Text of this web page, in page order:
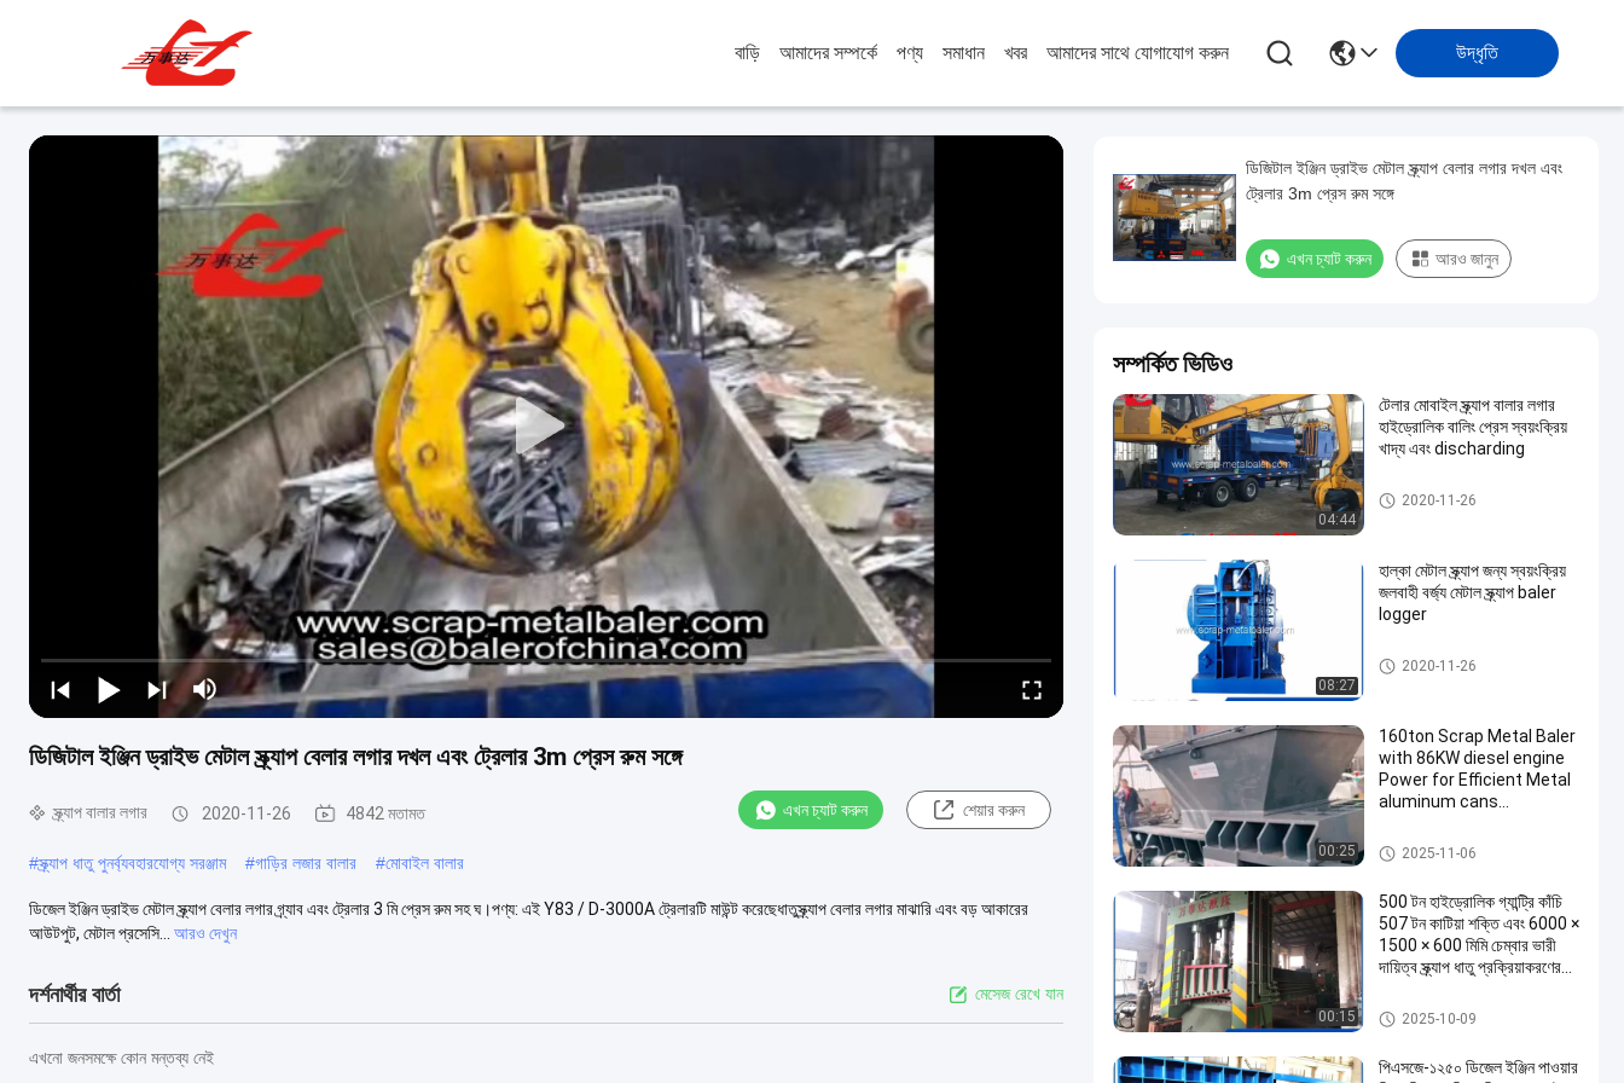
বাড়ি আমাদের সম্পর্কে পণ্য সমাধান খবর আমাদের সাথে যোগাযোগ করুন উদ্ধৃতি
ডিজিটাল ইঞ্জিন ড্রাইভ মেটাল স্ক্র্যাপ বেলার লগার দখল এবং ট্রেলার 3m প্রেস রুম সঙ্গে
স্ক্র্যাপ বালার লগার 2020-11-26 4842 মতামত এখন চ্যাট করুন শেয়ার করুন
#স্ক্র্যাপ ধাতু পুনর্ব্যবহারযোগ্য সরঞ্জাম #গাড়ির লজার বালার #মোবাইল বালার
ডিজেল ইঞ্জিন ড্রাইভ মেটাল স্ক্র্যাপ বেলার লগার গ্র্যাব এবং ট্রেলার 3 মি প্রেস রুম সহ ঘ।পণ্য: এই Y83 / D-3000A ট্রেলারটি মাউন্ট করেছেধাতুস্ক্র্যাপ বেলার লগার মাঝারি এবং বড় আকারের
আউটপুট, মেটাল প্রসেসি...
আরও দেখুন
দর্শনার্থীর বার্তা মেসেজ রেখে যান
এখনো জনসমক্ষে কোন মন্তব্য নেই
ডিজিটাল ইঞ্জিন ড্রাইভ মেটাল স্ক্র্যাপ বেলার লগার দখল এবং
ট্রেলার 3m প্রেস রুম সঙ্গে
এখন চ্যাট করুন আরও জানুন
সম্পর্কিত ভিডিও
04:44
টেলার মোবাইল স্ক্র্যাপ বালার লগার
হাইড্রোলিক বালিং প্রেস স্বয়ংক্রিয়
খাদ্য এবং discharding
স্ক্র্যাপ বালার লগার
2020-11-26
08:27
হাল্কা মেটাল স্ক্র্যাপ জন্য স্বয়ংক্রিয়
জলবাহী বর্জ্য মেটাল স্ক্র্যাপ baler
logger
স্ক্র্যাপ বালার লগার
2020-11-26
00:25
160ton Scrap Metal Baler
with 86KW diesel engine
Power for Efficient Metal
aluminum cans
মেটাল baler স্ক্র্যাপ
2025-11-06
00:15
500 টন হাইড্রোলিক গ্যান্ট্রি কাঁচি
507 টন কাটিয়া শক্তি এবং 6000 ×
1500 × 600 মিমি চেম্বার ভারী
দায়িত্ব স্ক্র্যাপ ধাতু প্রক্রিয়াকরণের
স্ক্র্যাপ মেটাল শিয়ার
2025-10-09
পিএসজে-১২৫০ ডিজেল ইঞ্জিন পাওয়ার